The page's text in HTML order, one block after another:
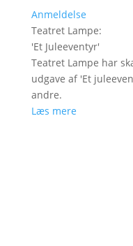
Anmeldelse
Teatret Lampe:
'Et Juleeventyr'
Teatret Lampe har
udgave af 'Et
andre.
Læs mere